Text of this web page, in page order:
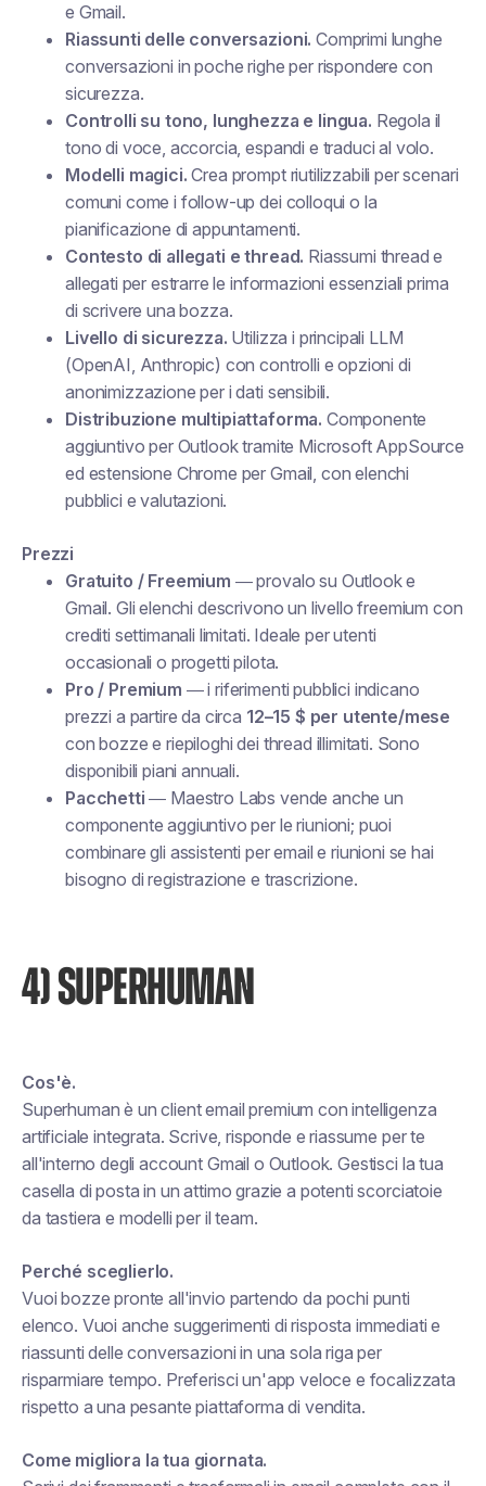
e Gmail.
Riassunti delle conversazioni. Comprimi lunghe
conversazioni in poche righe per rispondere con
sicurezza.
Controlli su tono, lunghezza e lingua. Regola il
tono di voce, accorcia, espandi e traduci al volo.
Modelli magici. Crea prompt riutilizzabili per scenari
comuni come i follow-up dei colloqui o la
pianificazione di appuntamenti.
Contesto di allegati e thread. Riassumi thread e
allegati per estrarre le informazioni essenziali prima
di scrivere una bozza.
Livello di sicurezza. Utilizza i principali LLM
(OpenAI, Anthropic) con controlli e opzioni di
anonimizzazione per i dati sensibili.
Distribuzione multipiattaforma. Componente
aggiuntivo per Outlook tramite Microsoft AppSource
ed estensione Chrome per Gmail, con elenchi
pubblici e valutazioni.
Prezzi
Gratuito / Freemium — provalo su Outlook e
Gmail. Gli elenchi descrivono un livello freemium con
crediti settimanali limitati. Ideale per utenti
occasionali o progetti pilota.
Pro / Premium — i riferimenti pubblici indicano
prezzi a partire da circa 12–15 $ per utente/mese
con bozze e riepiloghi dei thread illimitati. Sono
disponibili piani annuali.
Pacchetti — Maestro Labs vende anche un
componente aggiuntivo per le riunioni; puoi
combinare gli assistenti per email e riunioni se hai
bisogno di registrazione e trascrizione.
4) SUPERHUMAN
Cos'è.
Superhuman è un client email premium con intelligenza
artificiale integrata. Scrive, risponde e riassume per te
all'interno degli account Gmail o Outlook. Gestisci la tua
casella di posta in un attimo grazie a potenti scorciatoie
da tastiera e modelli per il team.
Perché sceglierlo.
Vuoi bozze pronte all'invio partendo da pochi punti
elenco. Vuoi anche suggerimenti di risposta immediati e
riassunti delle conversazioni in una sola riga per
risparmiare tempo. Preferisci un'app veloce e focalizzata
rispetto a una pesante piattaforma di vendita.
Come migliora la tua giornata.